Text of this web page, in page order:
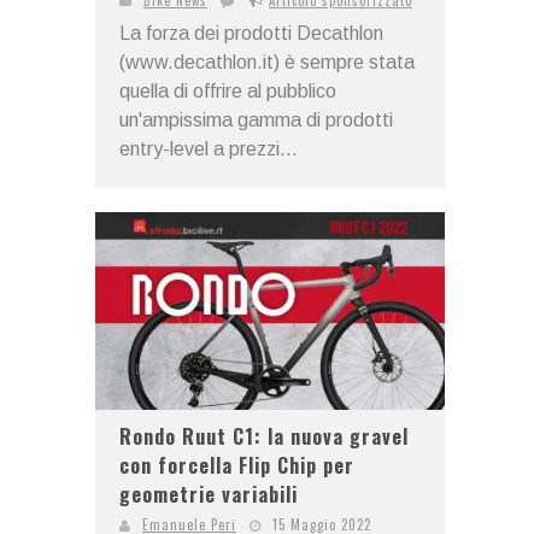
La forza dei prodotti Decathlon
(www.decathlon.it) è sempre stata
quella di offrire al pubblico
un'ampissima gamma di prodotti
entry-level a prezzi...
Rondo Ruut C1: la nuova gravel
con forcella Flip Chip per
geometrie variabili
Emanuele Peri
15 Maggio 2022